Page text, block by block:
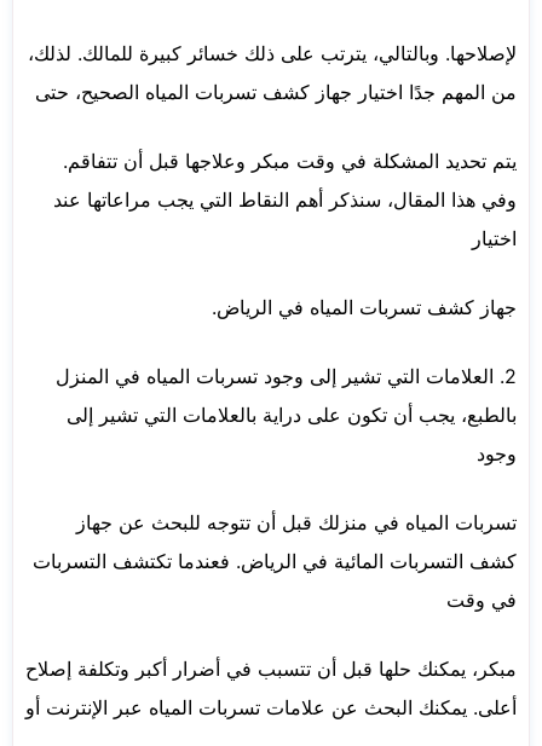
لإصلاحها. وبالتالي، يترتب على ذلك خسائر كبيرة للمالك. لذلك،
من المهم جدًا اختيار جهاز كشف تسربات المياه الصحيح، حتى
يتم تحديد المشكلة في وقت مبكر وعلاجها قبل أن تتفاقم.
وفي هذا المقال، سنذكر أهم النقاط التي يجب مراعاتها عند
اختيار
جهاز كشف تسربات المياه في الرياض.
2. العلامات التي تشير إلى وجود تسربات المياه في المنزل
بالطبع، يجب أن تكون على دراية بالعلامات التي تشير إلى
وجود
تسربات المياه في منزلك قبل أن تتوجه للبحث عن جهاز
كشف التسربات المائية في الرياض. فعندما تكتشف التسربات
في وقت
مبكر، يمكنك حلها قبل أن تتسبب في أضرار أكبر وتكلفة إصلاح
أعلى. يمكنك البحث عن علامات تسربات المياه عبر الإنترنت أو